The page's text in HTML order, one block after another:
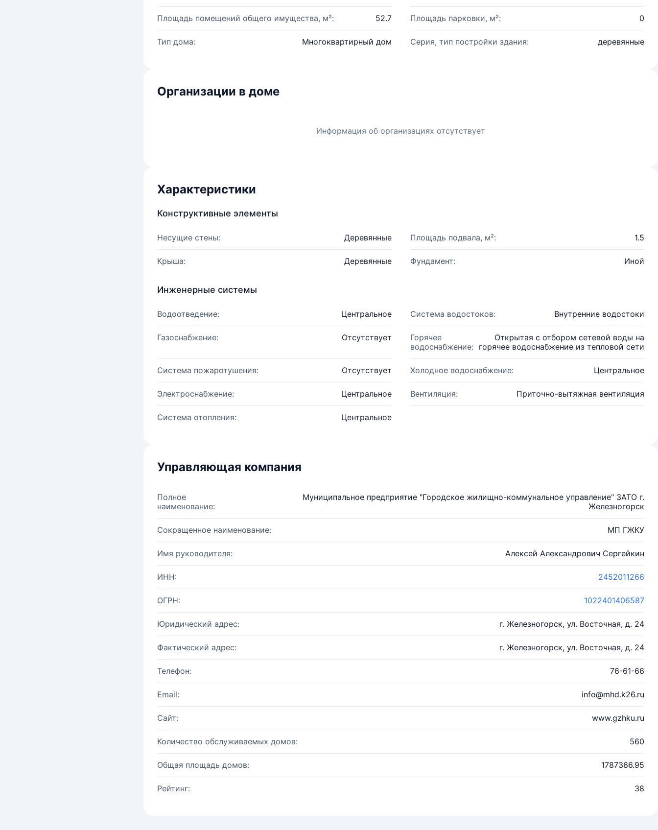
Площадь помещений общего имущества, м²: 52.7 Площадь парковки, м²: 0
Тип дома: Многоквартирный дом Серия, тип постройки здания: деревянные
Организации в доме
Информация об организациях отсутствует
Характеристики
Конструктивные элементы
Несущие стены: Деревянные Площадь подвала, м²: 1.5
Крыша: Деревянные Фундамент: Иной
Инженерные системы
Водоотведение: Центральное Система водостоков: Внутренние водостоки
Газоснабжение: Отсутствует
Горячее
водоснабжение:
Открытая с отбором сетевой воды на
горячее водоснабжение из тепловой сети
Система пожаротушения: Отсутствует Холодное водоснабжение: Центральное
Электроснабжение: Центральное Вентиляция: Приточно-вытяжная вентиляция
Система отопления: Центральное
Управляющая компания
Полное
наименование:
Муниципальное предприятие "Городское жилищно-коммунальное управление" ЗАТО г.
Железногорск
Сокращенное наименование: МП ГЖКУ
Имя руководителя: Алексей Александрович Сергейкин
ИНН: 2452011266
ОГРН: 1022401406587
Юридический адрес: г. Железногорск, ул. Восточная, д. 24
Фактический адрес: г. Железногорск, ул. Восточная, д. 24
Телефон: 76-61-66
Email: info@mhd.k26.ru
Сайт: www.gzhku.ru
Количество обслуживаемых домов: 560
Общая площадь домов: 1787366.95
Рейтинг: 38